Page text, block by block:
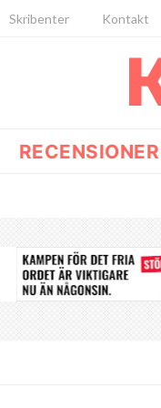
Skribenter Kontakt
RECENSIONER